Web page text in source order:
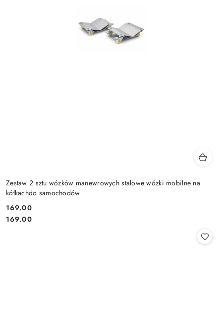
Zestaw 2 sztu wózków manewrowych stalowe wózki mobilne na
kółkachdo samochodów
Cena:
169.00
Cena:
169.00